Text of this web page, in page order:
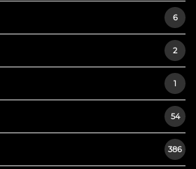
6
2
1
54
386